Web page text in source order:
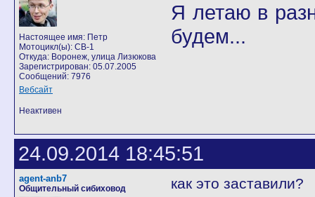
Настоящее имя: Петр
Мотоцикл(ы): CB-1
Откуда: Воронеж, улица Лизюкова
Зарегистрирован: 05.07.2005
Сообщений: 7976
Вебсайт
Я летаю в
будем...
Неактивен
24.09.2014 18:45:51
agent-anb7
Общительный сибиховод как это заставили?